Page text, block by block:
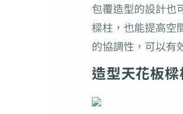
包覆造型的設計也
樑柱，也能提高空
的協調性，可以有
造型天花板